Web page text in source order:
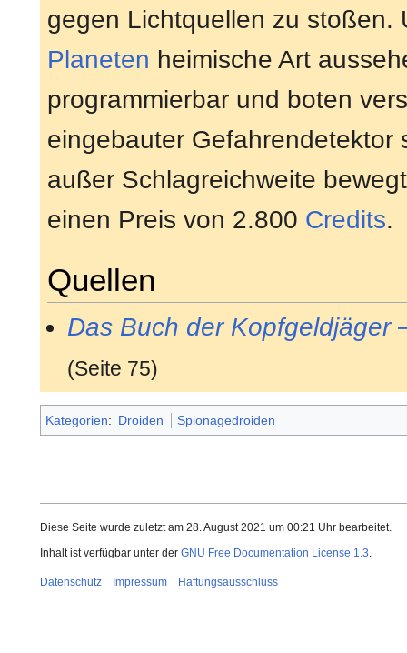
gegen Lichtquellen zu stoßen.
Planeten heimische Art
programmierbar und boten
eingebauter Gefahrendetektor
außer Schlagreichweite
einen Preis von 2.800 Credits.
Quellen
Das Buch der Kopfgeldjäger
(Seite 75)
Kategorien: Droiden Spionagedroiden
Diese Seite wurde zuletzt am 28. August 2021 um 00:21 Uhr bearbeitet.
Inhalt ist verfügbar unter der GNU Free Documentation License 1.3.
Datenschutz Impressum Haftungsausschluss